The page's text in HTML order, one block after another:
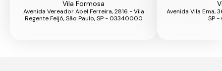
Vila Formosa
Avenida Vereador Abel Ferreira, 2816 - Vila
Regente Feijó, São Paulo, SP - 03340000
Avenida Vila Ema,
SP